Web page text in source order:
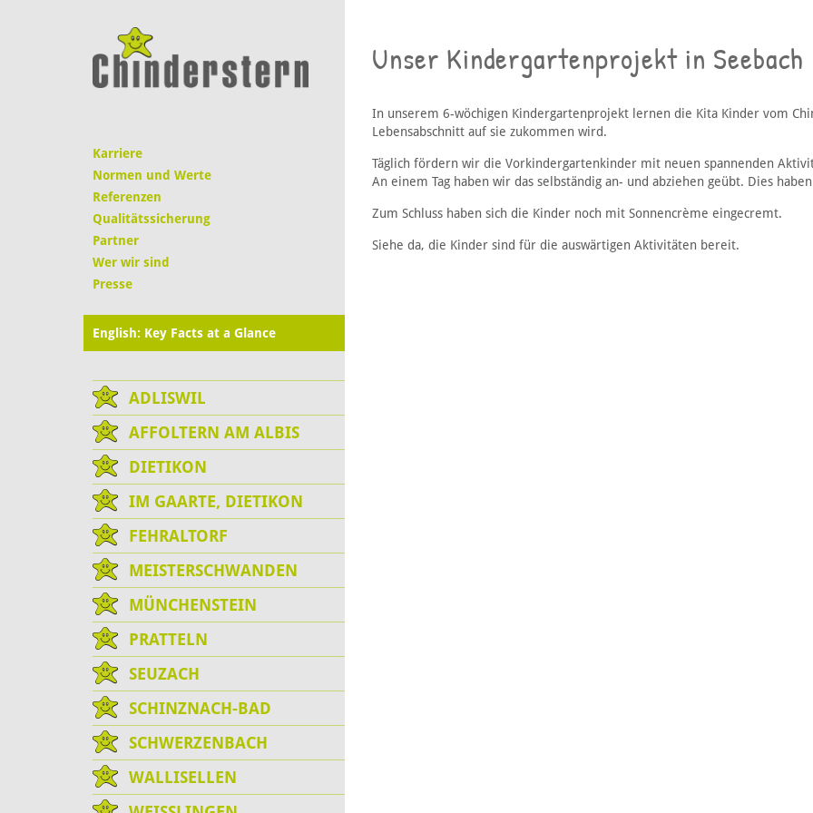
Karriere
Normen und Werte
Referenzen
Qualitätssicherung
Partner
Wer wir sind
Presse
English: Key Facts at a Glance
ADLISWIL
AFFOLTERN AM ALBIS
DIETIKON
IM GAARTE, DIETIKON
FEHRALTORF
MEISTERSCHWANDEN
MÜNCHENSTEIN
PRATTELN
SEUZACH
SCHINZNACH-BAD
SCHWERZENBACH
WALLISELLEN
Unser Kindergartenprojekt in Seebach
In unserem 6-wöchigen Kindergartenprojekt lernen die Kita Kinder vom
Lebensabschnitt auf sie zukommen wird.
Täglich fördern wir die Vorkindergartenkinder mit neuen spannenden
An einem Tag haben wir das selbständig an- und abziehen geübt. Dies
Zum Schluss haben sich die Kinder noch mit Sonnencrème eingecremt.
Siehe da, die Kinder sind für die auswärtigen Aktivitäten bereit.